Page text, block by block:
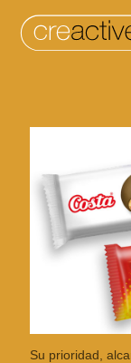
Su prioridad,